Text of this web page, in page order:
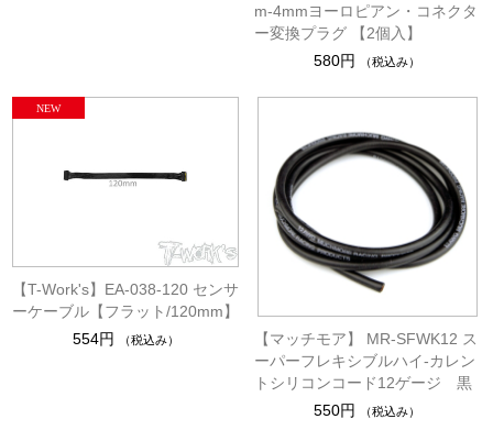
m-4mmヨーロピアン・コネクタ
ー変換プラグ 【2個入】
580円
（税込み）
【T-Work's】EA-038-120 センサ
ーケーブル【フラット/120mm】
554円
（税込み）
【マッチモア】 MR-SFWK12 ス
ーパーフレキシブルハイ-カレン
トシリコンコード12ゲージ 黒
550円
（税込み）